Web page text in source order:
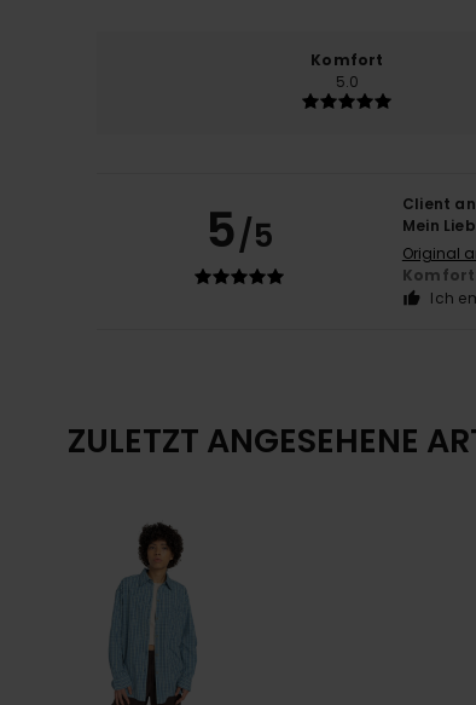
Komfort
5.0
5/5
Client
Mein
Original
Komfort
Ich
ZULETZT ANGESEHENE